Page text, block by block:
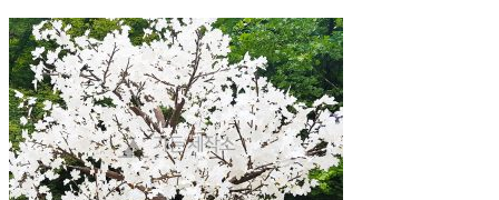
콘텐츠로
건너뛰기